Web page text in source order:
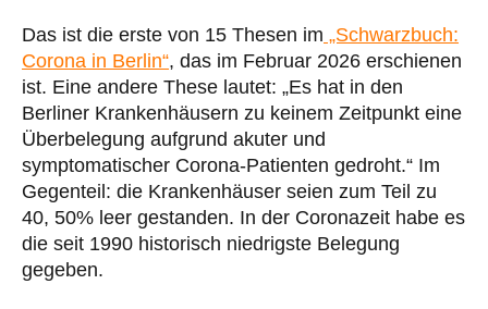
Das ist die erste von 15 Thesen im „Schwarzbuch:
Corona in Berlin“, das im Februar 2026 erschienen
ist. Eine andere These lautet: „Es hat in den
Berliner Krankenhäusern zu keinem Zeitpunkt eine
Überbelegung aufgrund akuter und
symptomatischer Corona-Patienten gedroht.“ Im
Gegenteil: die Krankenhäuser seien zum Teil zu
40, 50% leer gestanden. In der Coronazeit habe es
die seit 1990 historisch niedrigste Belegung
gegeben.